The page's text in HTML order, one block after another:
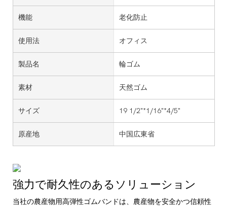
機能 老化防止
使用法 オフィス
製品名 輪ゴム
素材 天然ゴム
サイズ 19 1/2"*1/16"*4/5"
原産地 中国広東省
強力で耐久性のあるソリューション
当社の農産物用高弾性ゴムバンドは、農産物を安全かつ信頼性